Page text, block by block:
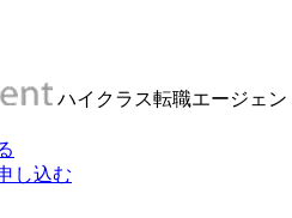
ハイクラス転職エージェン
し込む